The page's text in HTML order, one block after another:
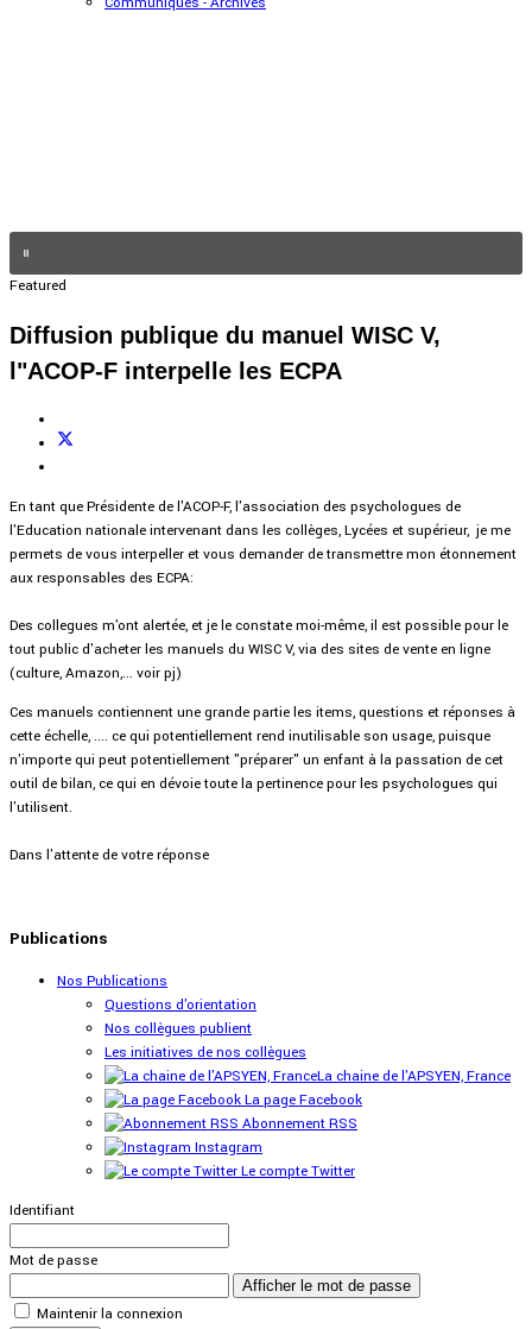
Featured
Diffusion publique du manuel WISC V,
l"ACOP-F interpelle les ECPA
En tant que Présidente de l'ACOP-F, l'association des psychologues de
l'Education nationale intervenant dans les collèges, Lycées et supérieur, je me
permets de vous interpeller et vous demander de transmettre mon étonnement
aux responsables des ECPA:
Des collegues m'ont alertée, et je le constate moi-même, il est possible pour le
tout public d'acheter les manuels du WISC V, via des sites de vente en ligne
(culture, Amazon,... voir pj)
Ces manuels contiennent une grande partie les items, questions et réponses à
cette échelle, .... ce qui potentiellement rend inutilisable son usage, puisque
n'importe qui peut potentiellement "préparer" un enfant à la passation de cet
outil de bilan, ce qui en dévoie toute la pertinence pour les psychologues qui
l'utilisent.
Dans l'attente de votre réponse
Publications
Nos Publications
Questions d'orientation
Nos collègues publient
Les initiatives de nos collègues
La chaine de l'APSYEN, France
La page Facebook
Abonnement RSS
Instagram
Le compte Twitter
Identifiant
Mot de passe
Afficher le mot de passe
Maintenir la connexion